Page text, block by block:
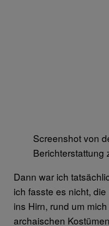
Screenshot von
Berichterstattung
Dann war ich
ich fasste es nicht,
ins Hirn, rund um
archaischen